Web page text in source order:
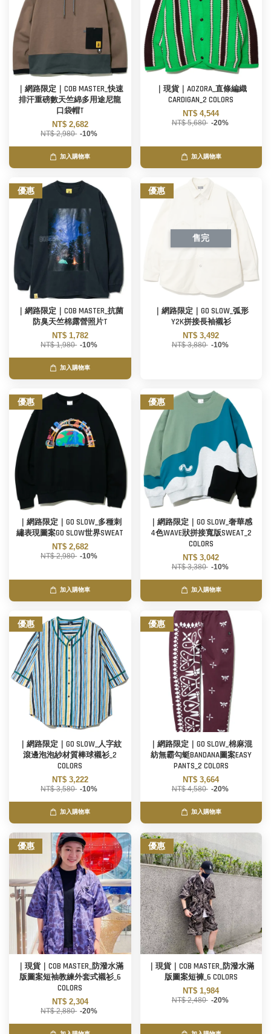
｜網路限定｜COB MASTER_快速
排汗重磅數天竺綿多用途尼龍
口袋帽T
NT$ 2,682
NT$ 2,980 -10%
加入購物車
｜現貨｜AOZORA_直條編織
CARDIGAN_2 COLORS
NT$ 4,544
NT$ 5,680 -20%
加入購物車
優惠
｜網路限定｜COB MASTER_抗菌
防臭天竺棉露營照片T
NT$ 1,782
NT$ 1,980 -10%
加入購物車
優惠
售完
｜網路限定｜GO SLOW_弧形
Y2K拼接長袖襯衫
NT$ 3,492
NT$ 3,880 -10%
優惠
｜網路限定｜GO SLOW_多種刺
繡表現圖案GO SLOW世界SWEAT
NT$ 2,682
NT$ 2,980 -10%
加入購物車
優惠
｜網路限定｜GO SLOW_奢華感
4色WAVE狀拼接寬版SWEAT_2
COLORS
NT$ 3,042
NT$ 3,380 -10%
加入購物車
優惠
｜網路限定｜GO SLOW_人字紋
滾邊泡泡紗材質棒球襯衫_2
COLORS
NT$ 3,222
NT$ 3,580 -10%
加入購物車
優惠
｜網路限定｜GO SLOW_棉麻混
紡無霸勾蜓BANDANA圖案EASY
PANTS_2 COLORS
NT$ 3,664
NT$ 4,580 -20%
加入購物車
優惠
｜現貨｜COB MASTER_防潑水滿
版圖案短袖教練外套式襯衫_6
COLORS
NT$ 2,304
NT$ 2,880 -20%
優惠
｜現貨｜COB MASTER_防潑水滿
版圖案短褲_6 COLORS
NT$ 1,984
NT$ 2,480 -20%